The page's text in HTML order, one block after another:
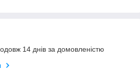
14 днів за домовленістю